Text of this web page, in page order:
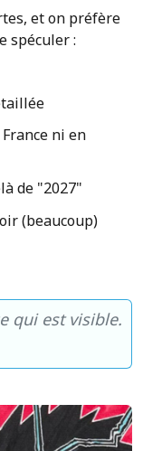
et on préfère
spéculer :
ni en
de "2027"
(beaucoup)
qui est visible.